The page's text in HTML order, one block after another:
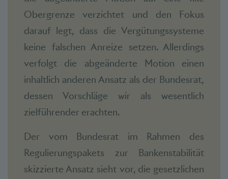
Obergrenze verzichtet und den Fokus
darauf legt, dass die Vergütungssysteme
keine falschen Anreize setzen. Allerdings
verfolgt die abgeänderte Motion einen
inhaltlich anderen Ansatz als der Bundesrat,
dessen Vorschläge wir als wesentlich
zielführender erachten.
Der vom Bundesrat im Rahmen des
Regulierungspakets zur Bankenstabilität
skizzierte Ansatz sieht vor, die gesetzlichen